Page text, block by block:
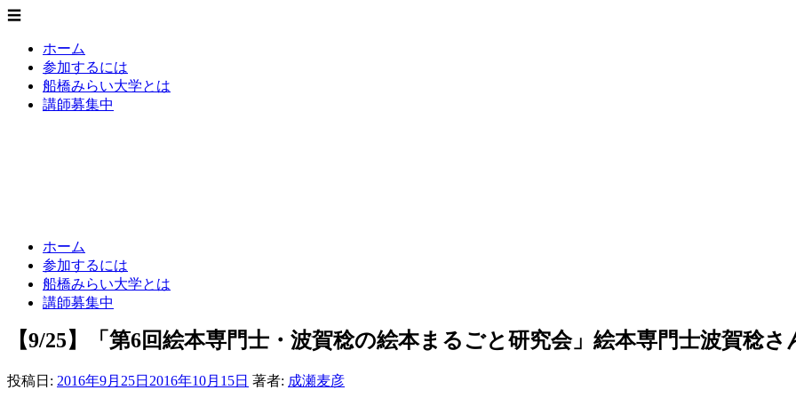
☰
ホーム
参加するには
船橋みらい大学とは
講師募集中
ホーム
参加するには
船橋みらい大学とは
講師募集中
【9/25】「第6回絵本専門士・波賀稔の絵本まるごと研究会」絵本専門士波賀稔さ
投稿日: 2016年9月25日 2016年10月15日 著者: 成瀬麦彦